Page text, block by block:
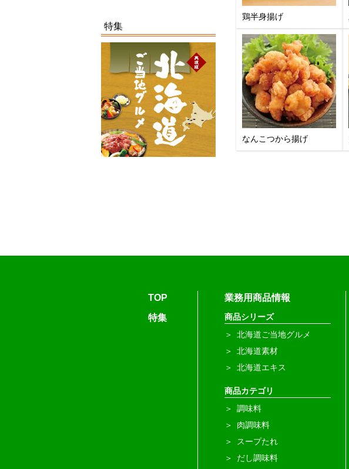
鶏半身揚げ
なんこつから揚げ
特集
TOP
特集
業務用商品情報
商品シリーズ
北海道ご当地グルメ
北海道素材
北海道エキス
商品カテゴリ
調味料
肉調味料
スープたれ
だし調味料